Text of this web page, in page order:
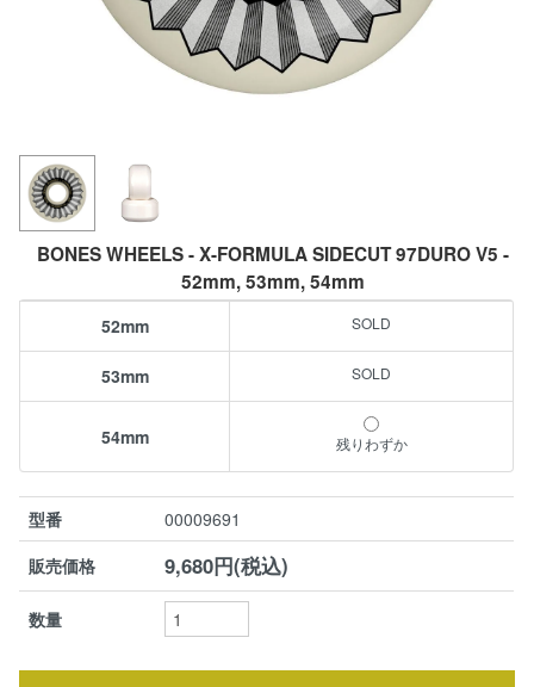
BONES WHEELS - X-FORMULA SIDECUT 97DURO V5 -
52mm, 53mm, 54mm
52mm
53mm
54mm 残りわずか
型番
00009691
販売価格
9,680円(税込)
数量